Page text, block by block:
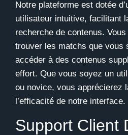
Notre plateforme est dotée
utilisateur intuitive, facilitant
recherche de contenus.
trouver les matchs que vous
accéder à des contenus
effort. Que vous soyez un
ou novice, vous apprécierez
l’efficacité de notre interface.
Support Client